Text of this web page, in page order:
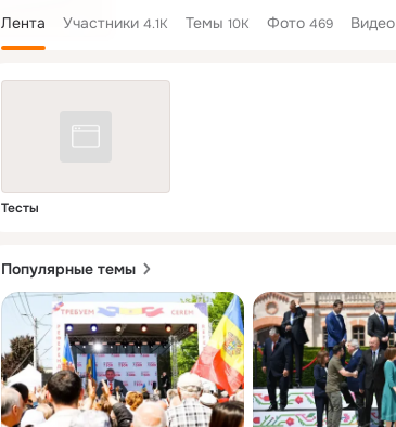
Лента Участники 4.1K Темы 10K Фото 469 Видео
Тесты
Популярные темы